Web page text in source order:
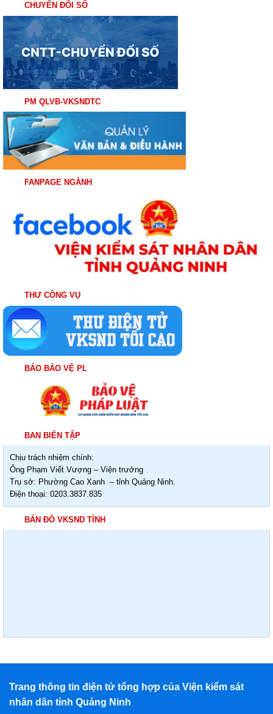
CHUYỂN ĐỔI SỐ
PM QLVB-VKSNDTC
FANPAGE NGÀNH
THƯ CÔNG VỤ
BÁO BẢO VỆ PL
BAN BIÊN TẬP
Chịu trách nhiệm chính:
Ông Phạm Viết Vượng – Viện trưởng
Trụ sở: Phường Cao Xanh – tỉnh Quảng Ninh.
Điện thoại: 0203.3837.835
BẢN ĐỒ VKSND TỈNH
Trang thông tin điện tử tổng hợp của Viện kiểm sát
nhân dân tỉnh Quảng Ninh